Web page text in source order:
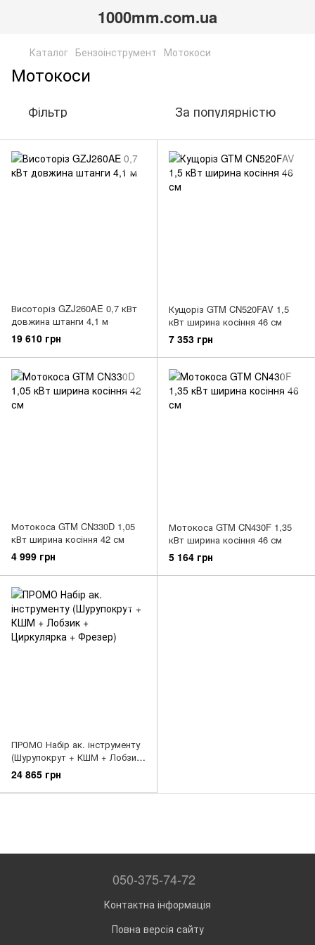
1000mm.com.ua
Каталог Бензоінструмент Мотокоси
Мотокоси
Фільтр За популярністю
Висоторіз GZJ260AE 0,7 кВт
довжина штанги 4,1 м
19 610 грн
Кущоріз GTM CN520FAV 1,5
кВт ширина косіння 46 см
7 353 грн
Мотокоса GTM CN330D 1,05
кВт ширина косіння 42 см
4 999 грн
Мотокоса GTM CN430F 1,35
кВт ширина косіння 46 см
5 164 грн
ПРОМО Набір ак. інструменту
(Шурупокрут + КШМ + Лобзик
+ Циркулярка + Фрезер)
24 865 грн
050-375-74-72
Контактна інформація
Повна версія сайту